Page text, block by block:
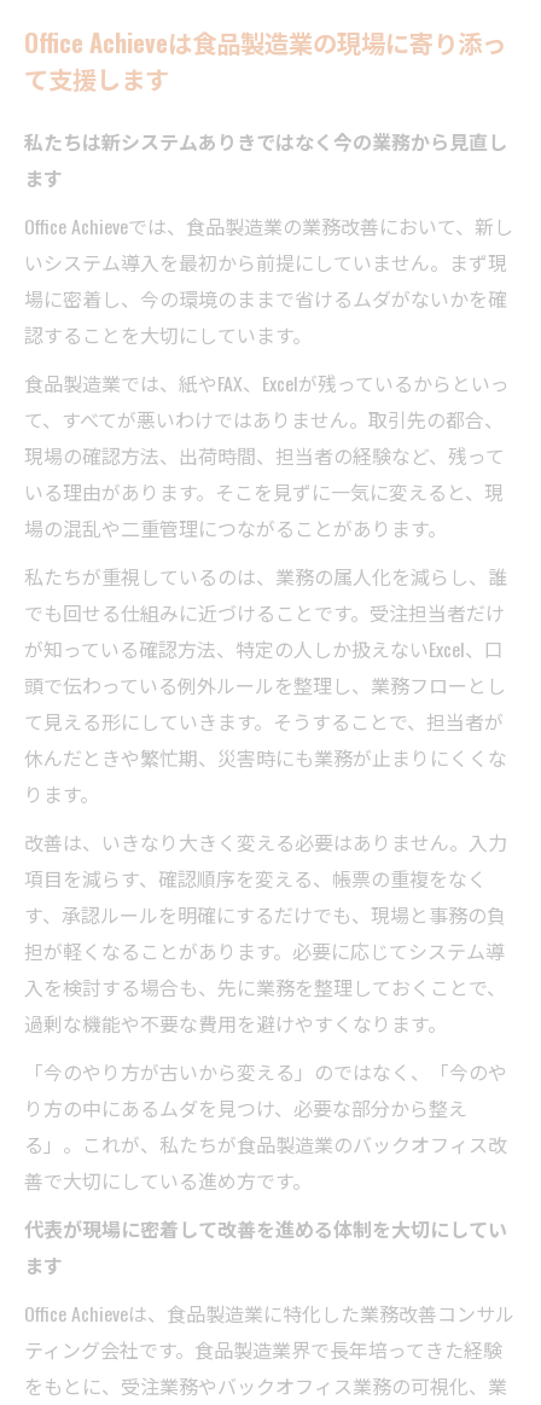
Office Achieveは食品製造業の現場に寄り添っ
て支援します
私たちは新システムありきではなく今の業務から見直し
ます
Office Achieveでは、食品製造業の業務改善において、新し
いシステム導入を最初から前提にしていません。まず現
場に密着し、今の環境のままで省けるムダがないかを確
認することを大切にしています。
食品製造業では、紙やFAX、Excelが残っているからといっ
て、すべてが悪いわけではありません。取引先の都合、
現場の確認方法、出荷時間、担当者の経験など、残って
いる理由があります。そこを見ずに一気に変えると、現
場の混乱や二重管理につながることがあります。
私たちが重視しているのは、業務の属人化を減らし、誰
でも回せる仕組みに近づけることです。受注担当者だけ
が知っている確認方法、特定の人しか扱えないExcel、口
頭で伝わっている例外ルールを整理し、業務フローとし
て見える形にしていきます。そうすることで、担当者が
休んだときや繁忙期、災害時にも業務が止まりにくくな
ります。
改善は、いきなり大きく変える必要はありません。入力
項目を減らす、確認順序を変える、帳票の重複をなく
す、承認ルールを明確にするだけでも、現場と事務の負
担が軽くなることがあります。必要に応じてシステム導
入を検討する場合も、先に業務を整理しておくことで、
過剰な機能や不要な費用を避けやすくなります。
「今のやり方が古いから変える」のではなく、「今のや
り方の中にあるムダを見つけ、必要な部分から整え
る」。これが、私たちが食品製造業のバックオフィス改
善で大切にしている進め方です。
代表が現場に密着して改善を進める体制を大切にしてい
ます
Office Achieveは、食品製造業に特化した業務改善コンサル
ティング会社です。食品製造業界で長年培ってきた経験
をもとに、受注業務やバックオフィス業務の可視化、業